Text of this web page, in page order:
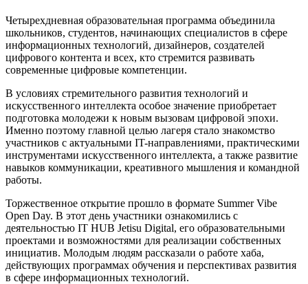
Четырехдневная образовательная программа объединила
школьников, студентов, начинающих специалистов в сфере
информационных технологий, дизайнеров, создателей
цифрового контента и всех, кто стремится развивать
современные цифровые компетенции.
В условиях стремительного развития технологий и
искусственного интеллекта особое значение приобретает
подготовка молодежи к новым вызовам цифровой эпохи.
Именно поэтому главной целью лагеря стало знакомство
участников с актуальными IT-направлениями, практическими
инструментами искусственного интеллекта, а также развитие
навыков коммуникации, креативного мышления и командной
работы.
Торжественное открытие прошло в формате Summer Vibe
Open Day. В этот день участники ознакомились с
деятельностью IT HUB Jetisu Digital, его образовательными
проектами и возможностями для реализации собственных
инициатив. Молодым людям рассказали о работе хаба,
действующих программах обучения и перспективах развития
в сфере информационных технологий.